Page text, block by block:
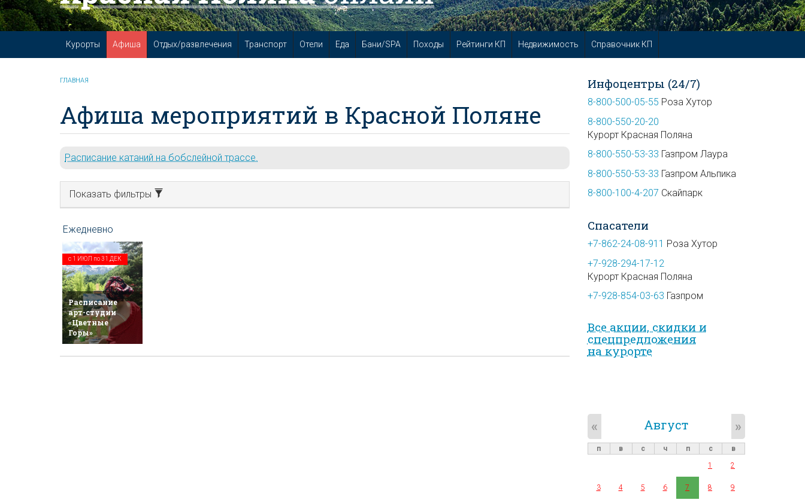
Курорты Афиша Отдых/развлечения Транспорт Отели Еда Бани/SPA Походы Рейтинги КП Недвижимость Справочник КП
ГЛАВНАЯ
Афиша мероприятий в Красной Поляне
Расписание катаний на бобслейной трассе.
Показать фильтры
с 1 ИЮЛ по31 ДЕК
Расписание
арт-студии
«Цветные
Горы»
Инфоцентры (24/7)
8-800-500-05-55 Роза Хутор
8-800-550-20-20
Курорт Красная Поляна
8-800-550-53-33 Газпром Лаура
8-800-550-53-33 Газпром Альпика
8-800-100-4-207 Скайпарк
Спасатели
+7-862-24-08-911 Роза Хутор
+7-928-294-17-12
Курорт Красная Поляна
+7-928-854-03-63 Газпром
Все акции, скидки и
спец­предложе­ния
на курорте
Август
« »
п в с ч п с
в
1
2
3 4 5 6 7 8 9